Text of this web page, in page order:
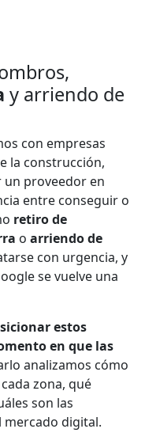
y arriendo de
con empresas
la construcción,
proveedor en
entre conseguir o
retiro de
o arriendo de
con urgencia, y
se vuelve una
estos
en que las
analizamos cómo
zona, qué
son las
digital.